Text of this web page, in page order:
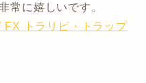
常に嬉しいです。